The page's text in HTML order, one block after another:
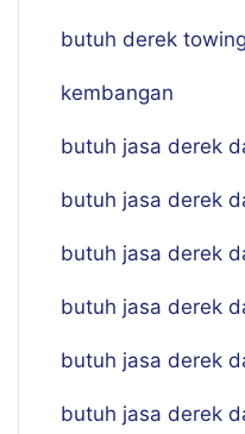
butuh derek
kembangan
butuh jasa derek
butuh jasa derek
butuh jasa derek
butuh jasa derek
butuh jasa derek
butuh jasa derek